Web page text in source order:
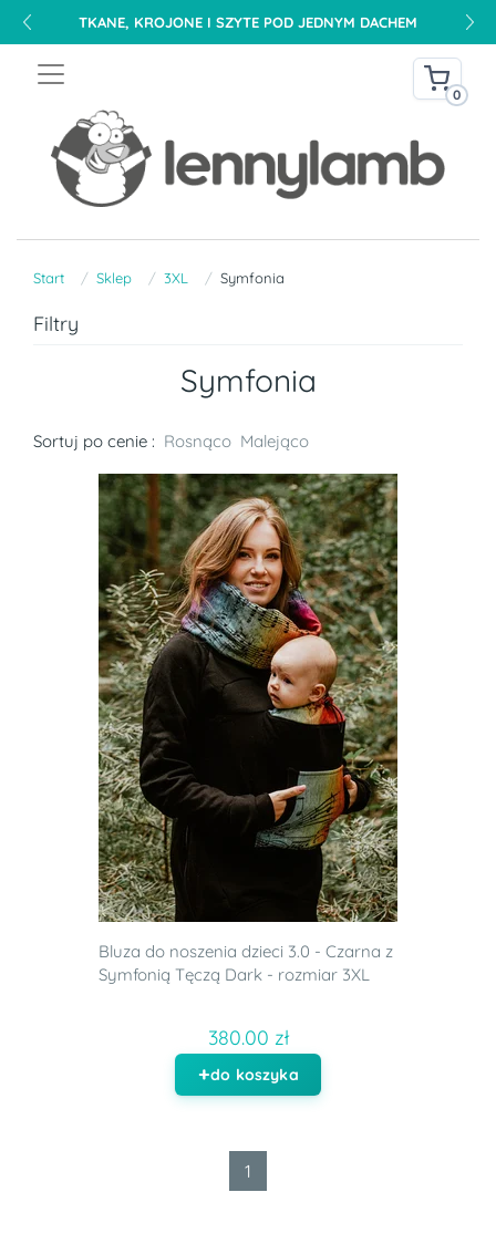
TKANE, KROJONE I SZYTE POD JEDNYM DACHEM
0
Start Sklep 3XL Symfonia
Filtry
Symfonia
Sortuj po cenie : Rosnąco Malejąco
Bluza do noszenia dzieci 3.0 - Czarna z
Symfonią Tęczą Dark - rozmiar 3XL
380.00 zł
do koszyka
1